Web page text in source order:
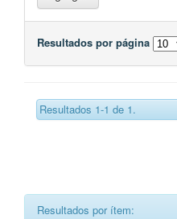
Resultados por página
Resultados 1-1 de 1.
Resultados por ítem: